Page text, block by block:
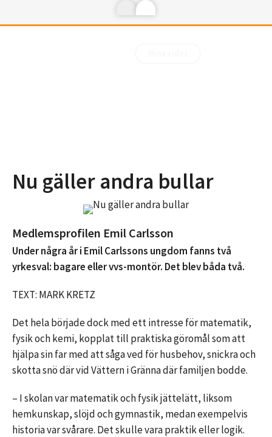
Nu gäller andra bullar
Medlemsprofilen Emil Carlsson
Under några år i Emil Carlssons ungdom fanns två
yrkesval: bagare eller vvs-montör. Det blev båda två.
TEXT: MARK KRETZ
Det hela började dock med ett intresse för matematik,
fysik och kemi, kopplat till praktiska göromål som att
hjälpa sin far med att såga ved för husbehov, snickra och
skotta snö där vid Vättern i Gränna där familjen bodde.
– I skolan var matematik och fysik jättelätt, liksom
hemkunskap, slöjd och gymnastik, medan exempelvis
historia var svårare. Det skulle vara praktik eller logik.